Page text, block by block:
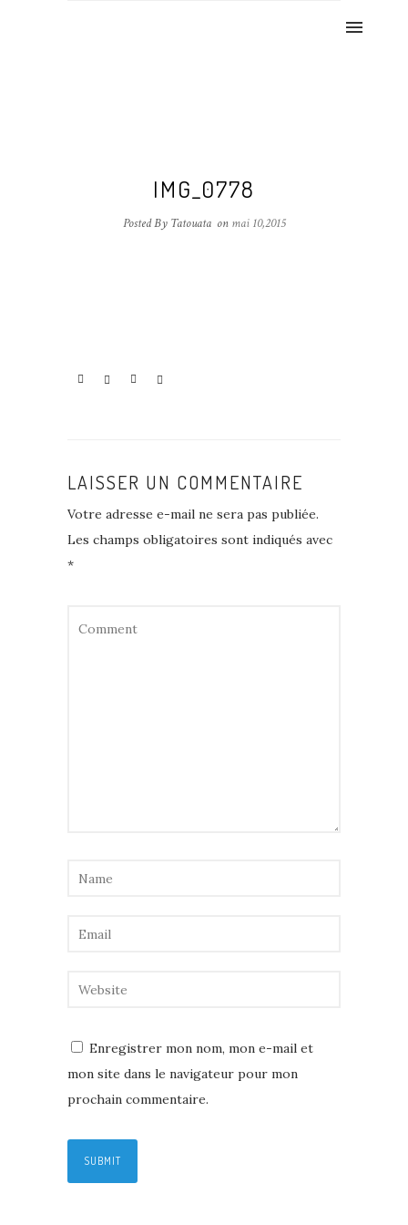
IMG_0778
Posted By Tatouata on mai 10,2015
LAISSER UN COMMENTAIRE
Votre adresse e-mail ne sera pas publiée.
Les champs obligatoires sont indiqués avec
*
Enregistrer mon nom, mon e-mail et
mon site dans le navigateur pour mon
prochain commentaire.